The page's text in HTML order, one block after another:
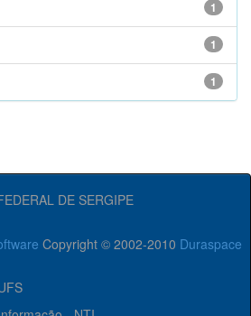
1
1
1
DE SERGIPE
Copyright © 2002-2010 Duraspace